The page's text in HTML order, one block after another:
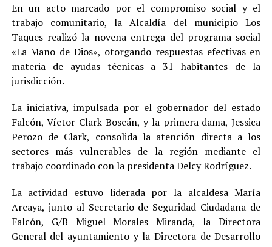
En un acto marcado por el compromiso social y el
trabajo comunitario, la Alcaldía del municipio Los
Taques realizó la novena entrega del programa social
«La Mano de Dios», otorgando respuestas efectivas en
materia de ayudas técnicas a 31 habitantes de la
jurisdicción.
La iniciativa, impulsada por el gobernador del estado
Falcón, Víctor Clark Boscán, y la primera dama, Jessica
Perozo de Clark, consolida la atención directa a los
sectores más vulnerables de la región mediante el
trabajo coordinado con la presidenta Delcy Rodríguez.
La actividad estuvo liderada por la alcaldesa María
Arcaya, junto al Secretario de Seguridad Ciudadana de
Falcón, G/B Miguel Morales Miranda, la Directora
General del ayuntamiento y la Directora de Desarrollo